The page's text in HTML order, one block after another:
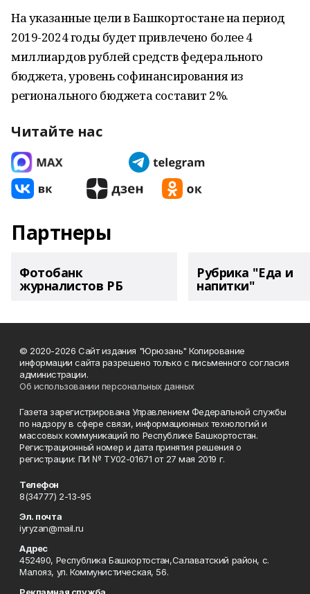
На указанные цели в Башкортостане на период
2019-2024 годы будет привлечено более 4
миллиардов рублей средств федерального
бюджета, уровень софинансирования из
регионального бюджета составит 2%.
Читайте нас
Партнеры
Фотобанк
журналистов РБ
Рубрика "Еда и
напитки"
© 2020-2026 Сайт издания "Юрюзань" Копирование
информации сайта разрешено только с письменного согласия
администрации.
Об использовании персональных данных
Газета зарегистрирована Управлением Федеральной службы
по надзору в сфере связи, информационных технологий и
массовых коммуникаций по Республике Башкортостан.
Регистрационный номер и дата принятия решения о
регистрации: ПИ № ТУ02-01671 от 27 мая 2019 г.
Телефон
8(34777) 2-13-95
Эл. почта
iyryzan@mail.ru
Адрес
452490, Республика Башкортостан,Салаватский район, с.
Малояз, ул. Коммунистическая, 56.